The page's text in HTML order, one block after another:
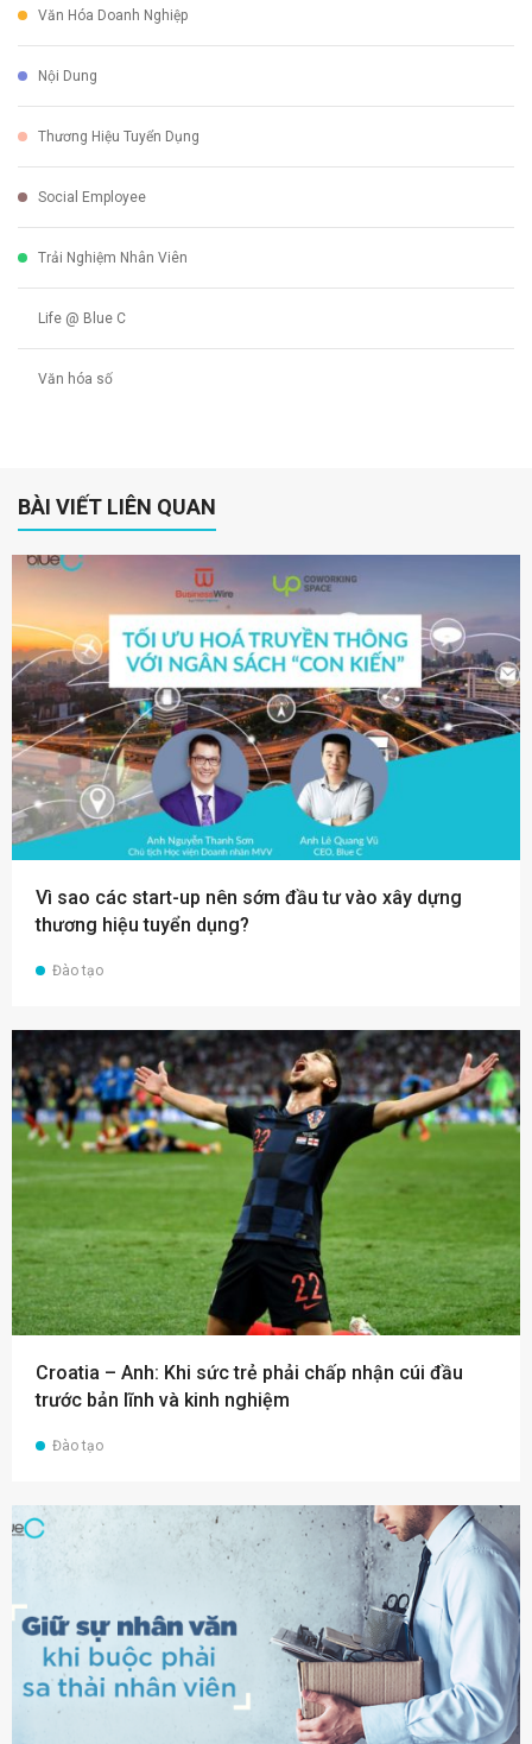
Văn Hóa Doanh Nghiệp
Nội Dung
Thương Hiệu Tuyển Dụng
Social Employee
Trải Nghiệm Nhân Viên
Life @ Blue C
Văn hóa số
BÀI VIẾT LIÊN QUAN
Vì sao các start-up nên sớm đầu tư vào xây dựng
thương hiệu tuyển dụng?
Đào tạo
Croatia – Anh: Khi sức trẻ phải chấp nhận cúi đầu
trước bản lĩnh và kinh nghiệm
Đào tạo